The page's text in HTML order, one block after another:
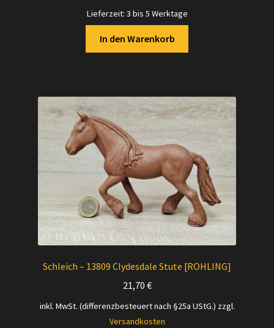
Lieferzeit: 3 bis 5 Werktage
In den Warenkorb
Schleich – 13809 Clydesdale Stute [ROHLING]
21,70 €
inkl. MwSt. (differenzbesteuert nach §25a UStG.) zzgl.
Versandkosten